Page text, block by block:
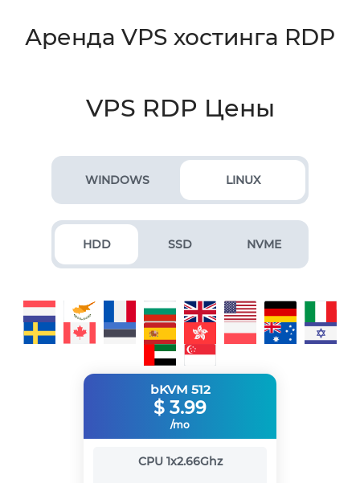
Аренда VPS хостинга RDP
VPS RDP Цены
WINDOWS LINUX
HDD SSD NVME
bKVM 512
$ 3.99
/mo
CPU 1x2.66Ghz